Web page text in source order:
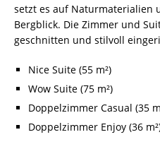
setzt es auf Naturmaterialien
Bergblick. Die Zimmer und
geschnitten und stilvoll
Nice Suite (55 m²)
Wow Suite (75 m²)
Doppelzimmer Casual (35
Doppelzimmer Enjoy (36